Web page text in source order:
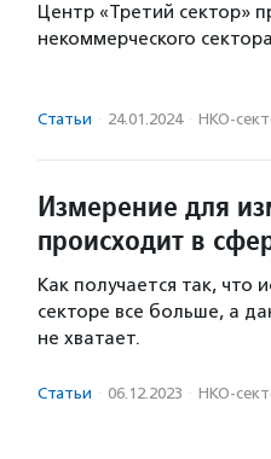
Центр «Третий сектор»
некоммерческого
Статьи · 24.01.2024 · НКО-
Измерение для
происходит в
Как получается так, что
секторе все больше, а
не хватает.
Статьи · 06.12.2023 · НКО-